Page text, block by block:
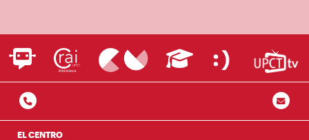
EL CENTRO